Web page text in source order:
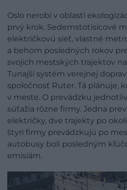
Oslo nerobí v oblasti
prvý krok. Sedemstotisícové
električkovú sieť, vlastné
a behom posledných rokov
svojich mestských trajektov
Tunajší systém verejnej
spoločnosť Ruter. Tá plánuje,
v meste. O prevádzku
súťažia rôzne firmy. Jedna
električky, dve trajekty po
štyri firmy prevádzkujú po
autobusy boli posledným
emisiám.